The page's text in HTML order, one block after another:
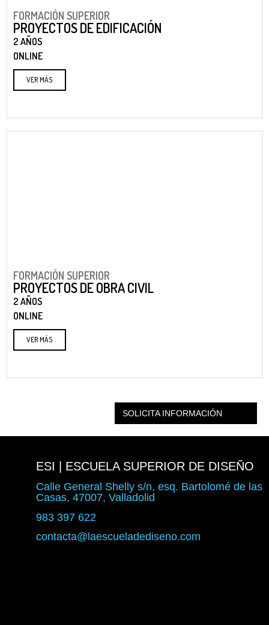
FORMACIÓN SUPERIOR
PROYECTOS DE EDIFICACIÓN
2 AÑOS
ONLINE
VER MÁS
FORMACIÓN SUPERIOR
PROYECTOS DE OBRA CIVIL
2 AÑOS
ONLINE
VER MÁS
SOLICITA INFORMACIÓN
ESI | ESCUELA SUPERIOR DE DISEÑO
Calle General Shelly s/n, esq. Bartolomé de las
Casas, 47007, Valladolid
983 397 622
contacta@laescueladediseno.com